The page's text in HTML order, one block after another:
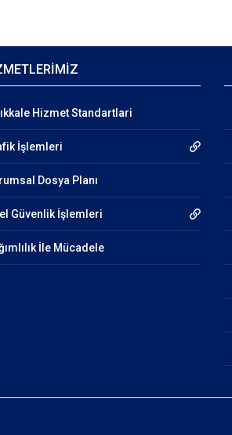
Hizmet Standartlari
İşlemleri
Dosya Planı
Güvenlik İşlemleri
İle Mücadele